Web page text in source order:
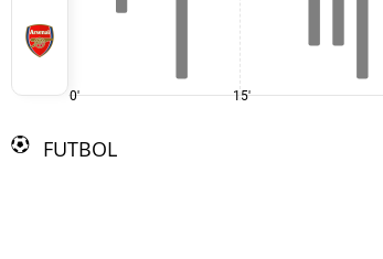
0' 15'
FUTBOL